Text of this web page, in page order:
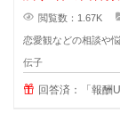
閲覧数：1.67K
恋愛観などの相談や
伝子
回答済：「報酬